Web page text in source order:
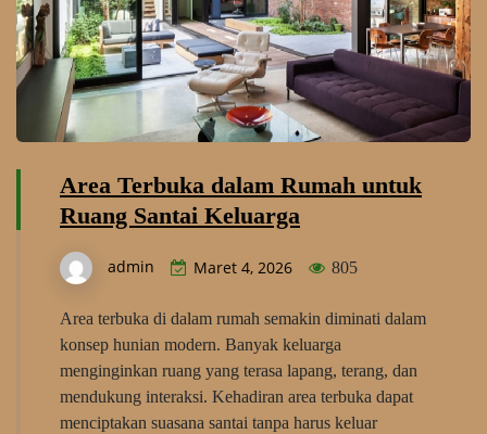
Area Terbuka dalam Rumah untuk
Ruang Santai Keluarga
admin Maret 4, 2026 805
Area terbuka di dalam rumah semakin diminati dalam
konsep hunian modern. Banyak keluarga
menginginkan ruang yang terasa lapang, terang, dan
mendukung interaksi. Kehadiran area terbuka dapat
menciptakan suasana santai tanpa harus keluar